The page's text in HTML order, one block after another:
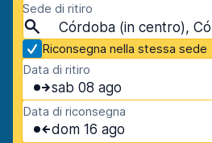
Sede di ritiro
Riconsegna nella stessa sede
Data di ritiro
sab 08 ago
Data di riconsegna
dom 16 ago